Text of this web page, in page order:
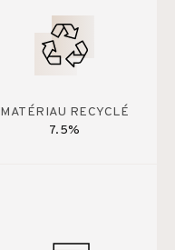
MATÉRIAU RECYCLÉ
7.5%